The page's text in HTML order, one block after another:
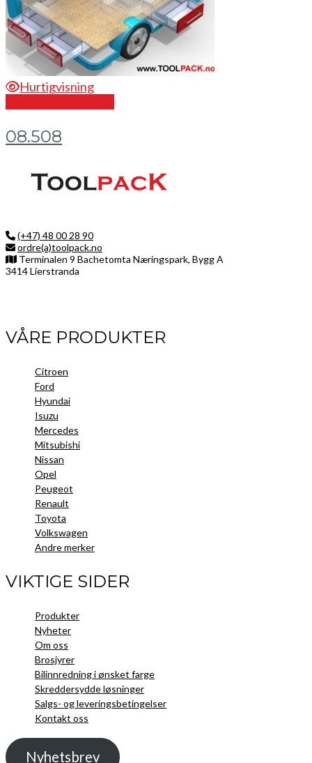
Hurtigvisning
08.508
(+47) 48 00 28 90
ordre(a)toolpack.no
Terminalen 9 Bachetomta Næringspark, Bygg A
3414 Lierstranda
VÅRE PRODUKTER
Citroen
Ford
Hyundai
Isuzu
Mercedes
Mitsubishi
Nissan
Opel
Peugeot
Renault
Toyota
Volkswagen
Andre merker
VIKTIGE SIDER
Produkter
Nyheter
Om oss
Brosjyrer
Bilinnredning i ønsket farge
Skreddersydde løsninger
Salgs- og leveringsbetingelser
Kontakt oss
Nyhetsbrev